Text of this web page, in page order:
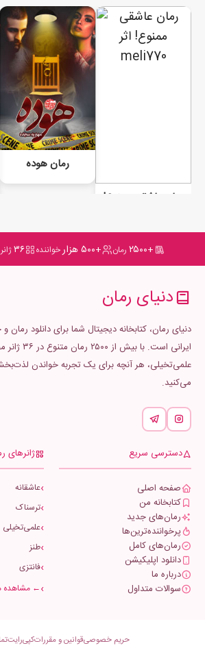
رمان عاشقی ممنوع!
رمان هوده
+۲۵۰۰ رمان +۵۰۰ هزار خواننده ۳۶ژانر
دنیای رمان
دنیای رمان، کتابخانه دیجیتال شما برای دانلود رمان
ایرانی است.
علمی‌تخیلی، هر آنچه برای یک تجربه خواندن لذت‌بخش
می‌کنید.
دسترسی سریع
صفحه اصلی
کتابخانه من
رمان‌های جدید
پرخواننده‌ترین‌ها
رمان‌های کامل
دانلود اپلیکیشن
درباره ما
سوالات متداول
ژانرهای
عاشقانه
ترسناک
علمی‌تخیلی
طنز
فانتزی
← مشاهده
حریم خصوصیقوانین و مقرراتکپی‌رایت